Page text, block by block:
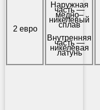
2 евро
Наружная
часть —
медно–
никелевый
сплав
Внутренняя
часть —
никелевая
латунь